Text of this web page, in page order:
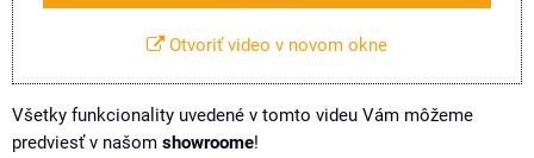
Otvoriť video v novom okne
Všetky funkcionality uvedené v tomto videu Vám môžeme
predviesť v našom showroome!